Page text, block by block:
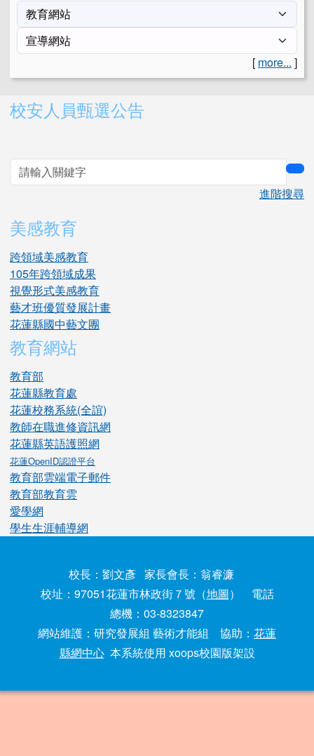
[ more... ]
右邊區域內容
校安人員甄選公告
進階搜尋
美感教育
跨領域美感教育
105年跨領域成果
視覺形式美感教育
藝才班優質發展計畫
花蓮縣國中藝文團
教育網站
教育部
花蓮縣教育處
花蓮校務系統(全誼)
教師在職進修資訊網
花蓮縣英語護照網
花蓮OpenID認證平台
教育部雲端電子郵件
教育部教育雲
愛學網
學生生涯輔導網
校長：劉文彥 家長會長：翁睿濂
校址：97051花蓮市林政街７號（地圖） 電話
總機：03-8323847
網站維護：研究發展組 藝術才能組 協助： 花蓮
縣網中心本系統使用 xoops校園版架設